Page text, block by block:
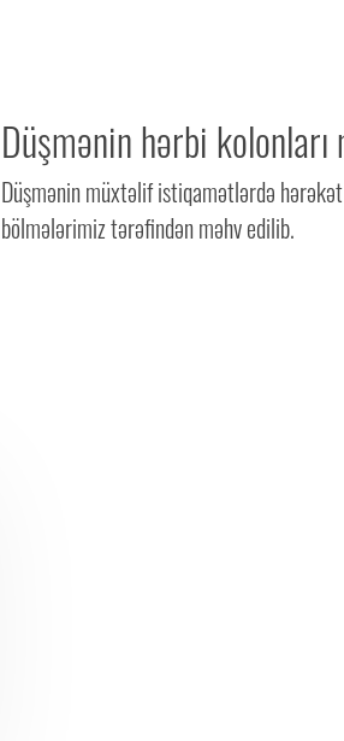
Düşmənin hərbi
Düşmənin müxtəlif istiqamətlərdə
bölmələrimiz tərəfindən məhv edilib.